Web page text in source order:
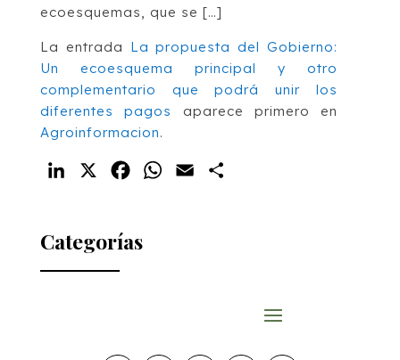
ecoesquemas, que se […]
La entrada La propuesta del Gobierno:
Un ecoesquema principal y otro
complementario que podrá unir los
diferentes pagos
aparece primero en
Agroinformacion.
LinkedIn FacebookWhatsApp
Email
Categorías